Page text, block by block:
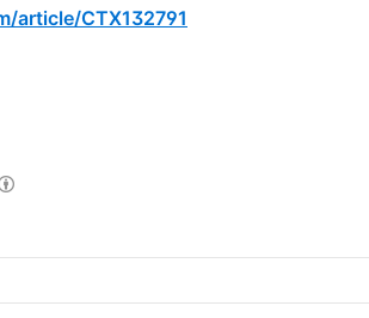
article/CTX132791